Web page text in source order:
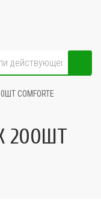
COMFORTE
200ШТ